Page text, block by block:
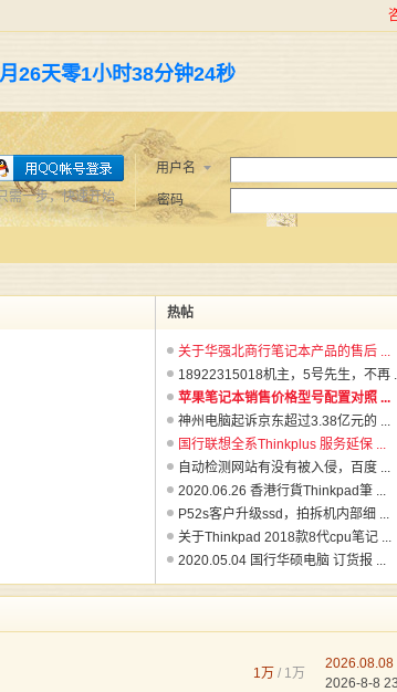
26天零1小时38分钟25秒
用户名
密码
需一步，快速开始
热帖
关于华强北商行笔记本产品的售后 ...
18922315018机主，5号先生，不再
苹果笔记本销售价格型号配置对照 ...
神州电脑起诉京东超过3.38亿元的 ...
国行联想全系Thinkplus 服务延保 ...
自动检测网站有没有被入侵，百度 ...
2020.06.26 香港行貨Thinkpad筆 ...
P52s客户升级ssd，拍拆机内部细 ...
关于Thinkpad 2018款8代cpu笔记 ...
2020.05.04 国行华硕电脑 订货报 ...
1万 / 1万
2026.08.08
2026-8-8